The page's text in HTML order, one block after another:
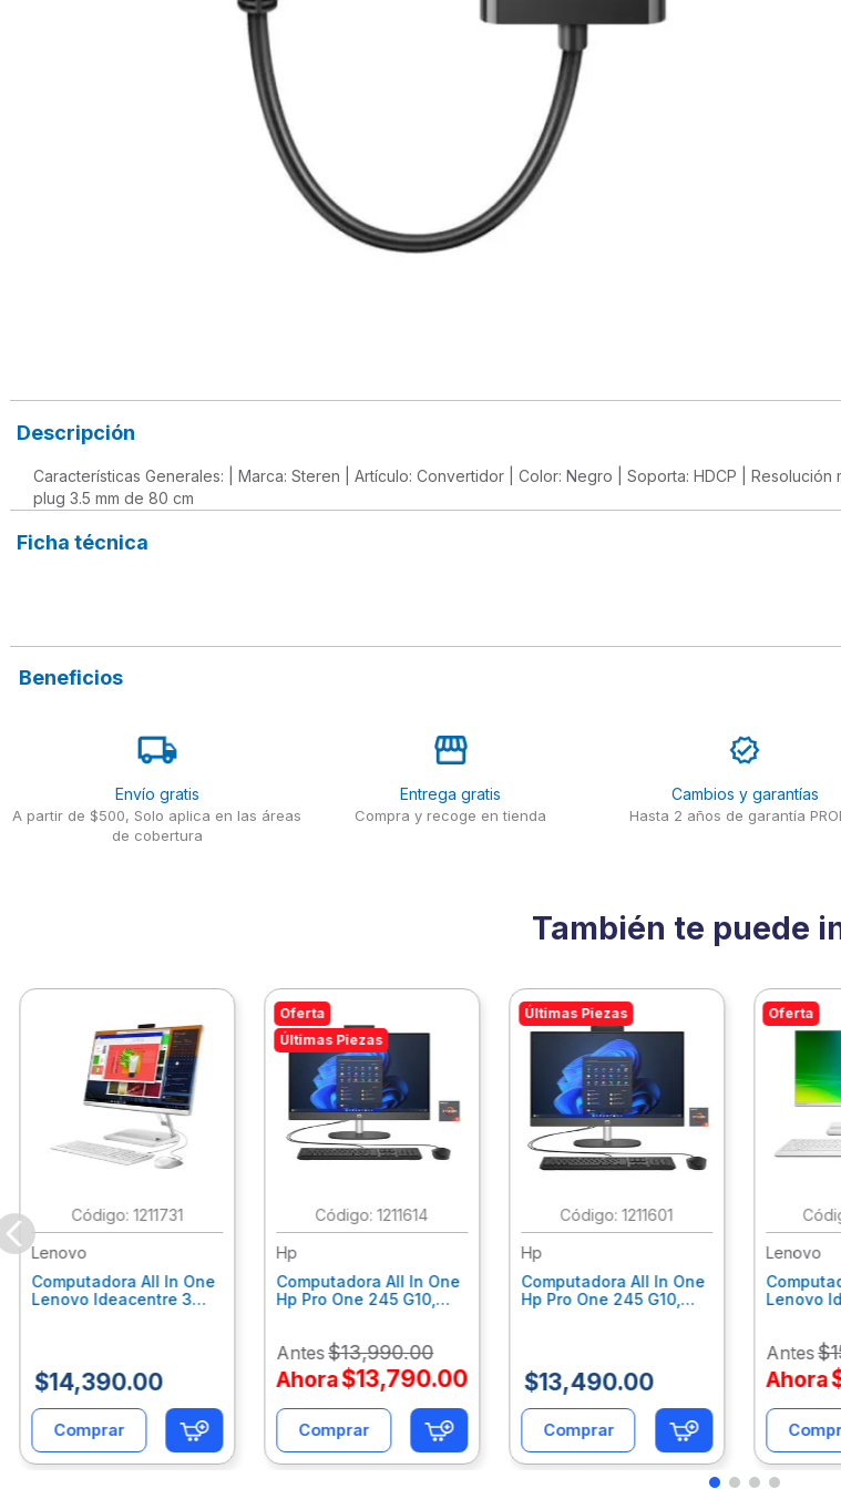
Descripción
Características Generales: | Marca: Steren | Artículo: Convertidor | Color: Negro | Soporta: HDCP |
plug 3.5 mm de 80 cm
Ficha técnica
Beneficios
Envío gratis
A partir de $500, Solo aplica en las áreas
de cobertura
Entrega gratis
Compra y recoge en tienda
Cambios y garantías
Hasta 2 años de garantía
También te puede
:1211731
Lenovo
Computadora All In One
Lenovo Ideacentre 3
F0G1014Ald
$14,390.00
Comprar
Oferta
Últimas Piezas
:1211614
Hp
Computadora All In One
Hp Pro One 245 G10,
Fhd, Win11Home
9P7K6La
Antes$13,990.00
Ahora$13,790.00
Comprar
Últimas Piezas
:1211601
Hp
Computadora All In One
Hp Pro One 245 G10,
9P7K5La
$13,490.00
Comprar
Oferta
Lenovo
Lenovo
Fhd,
Antes$
Ahora